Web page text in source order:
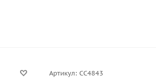
Артикул: СС4843